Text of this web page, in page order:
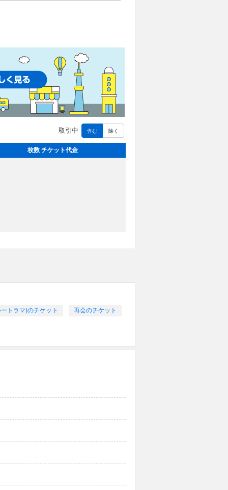
取引中 含む 除く
枚数 チケット代金
トラマ)のチケット 再会のチケット